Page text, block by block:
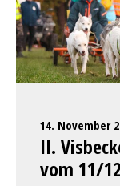
14. November
II.
vom 11/